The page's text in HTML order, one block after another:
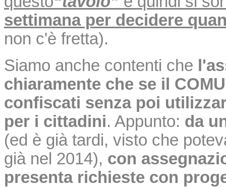
settimana per decidere
non c'è fretta).
Siamo anche contenti che
chiaramente che se il
confiscati senza poi
per i cittadini. Appunto: da
(ed è già tardi, visto che
già nel 2014), con
presenta richieste con